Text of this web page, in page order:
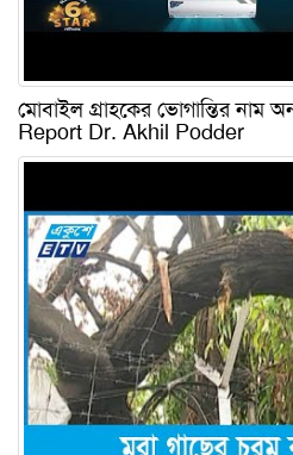
মোবাইল গ্রাহকের ভোগান্তির নাম
Report Dr. Akhil Podder